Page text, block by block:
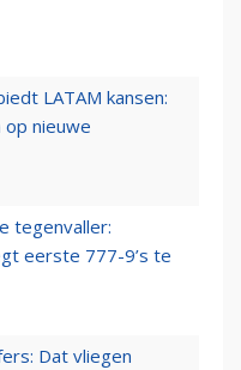
LATAM kansen:
nieuwe
tegenvaller:
eerste 777-9’s te
Dat vliegen